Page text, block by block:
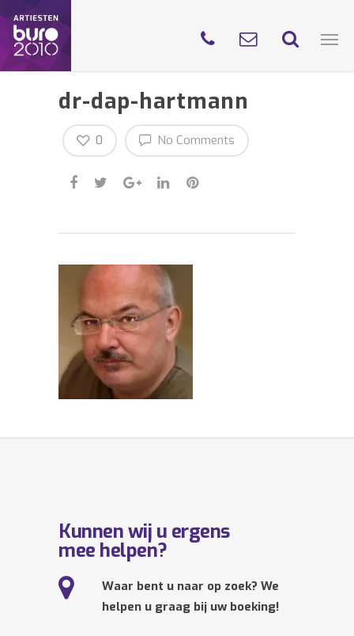
dr-dap-hartmann
No Comments
0
Kunnen wij u ergens
mee helpen?
Waar bent u naar op zoek? We
helpen u graag bij uw boeking!